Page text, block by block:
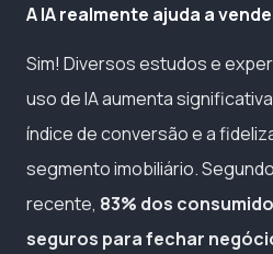
A IA realmente ajuda a
Sim! Diversos estudos e
uso de IA aumenta
índice de conversão e a
segmento imobiliário.
recente, 83% dos
seguros para fechar